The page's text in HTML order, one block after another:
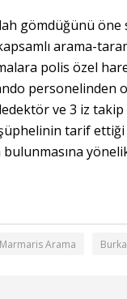
gömdüğünü öne
arama-
polis özel
personelinden
ve 3 iz
şüphelinin tarif
Marmaris Arama